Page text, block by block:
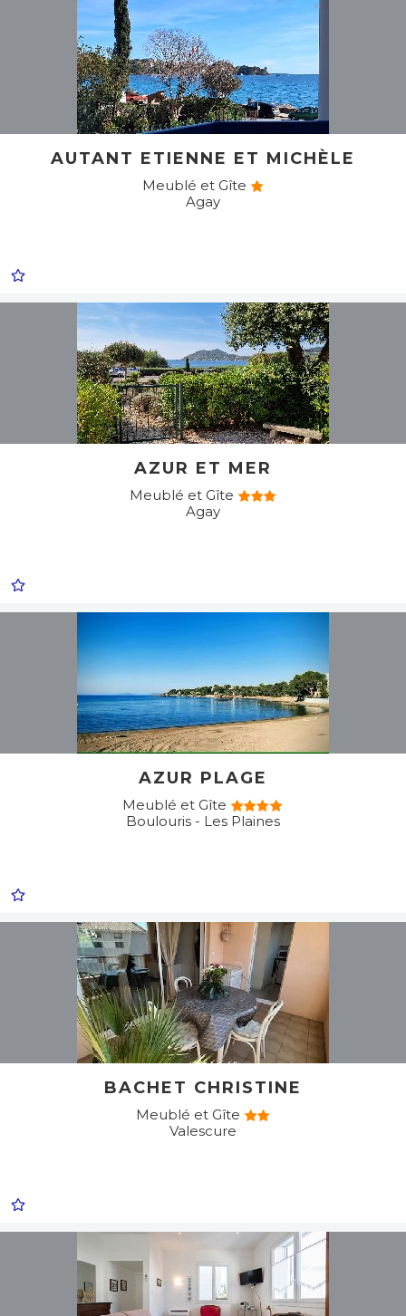
AUTANT ETIENNE ET MICHÈLE
Meublé et Gîte
Agay
AZUR ET MER
Meublé et Gîte
Agay
AZUR PLAGE
Meublé et Gîte
Boulouris - Les Plaines
BACHET CHRISTINE
Meublé et Gîte
Valescure